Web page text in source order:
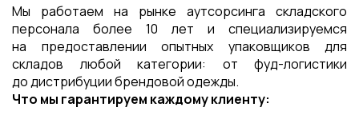
Мы работаем на рынке аутсорсинга складского
персонала более 10 лет и специализируемся
на предоставлении опытных упаковщиков для
складов любой категории: от фуд-логистики
до дистрибуции брендовой одежды.
Что мы гарантируем каждому клиенту: